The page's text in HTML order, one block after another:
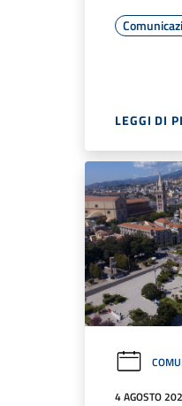
LEGGI DI
4 AGOSTO